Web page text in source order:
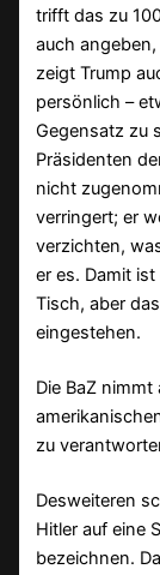
trifft das zu
auch
zeigt Trump
persönlich –
Gegensatz zu
Präsidenten
nicht
verringert; er
verzichten,
er es. Damit
Tisch, aber
eingestehen.
Die BaZ
zu
Desweiteren
Hitler auf eine
bezeichnen.